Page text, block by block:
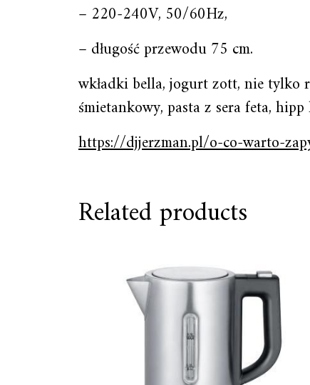
– 220-240V, 50/60Hz,
– długość przewodu 75 cm.
wkładki bella, jogurt zott, nie tylko
śmietankowy, pasta z sera feta,
https://djjerzman.pl/o-co-warto-
Related products